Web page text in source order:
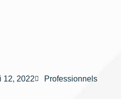
12, 2022 Professionnels